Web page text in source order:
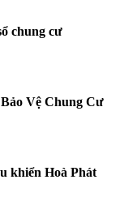
chung cư
Vệ Chung Cư
khiển Hoà Phát